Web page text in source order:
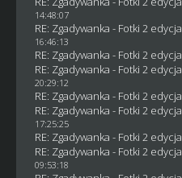
14:48:07
RE: Zgadywanka - Fotki 2 edycja
16:46:13
RE: Zgadywanka - Fotki 2 edycja
RE: Zgadywanka - Fotki 2 edycja
20:29:12
RE: Zgadywanka - Fotki 2 edycja
RE: Zgadywanka - Fotki 2 edycja
17:25:25
RE: Zgadywanka - Fotki 2 edycja
RE: Zgadywanka - Fotki 2 edycja
09:53:18